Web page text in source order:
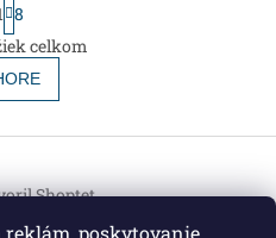
reklám, poskytovanie
O
v
l
á
i
t
r
á
n
k
v
i
8
celkom
Shoptet